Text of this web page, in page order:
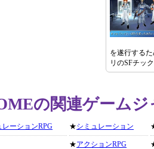
を遂行する
リのSFチッ
の関連ゲームジ
レーションRPG ★シミュレーション
★アクションRPG